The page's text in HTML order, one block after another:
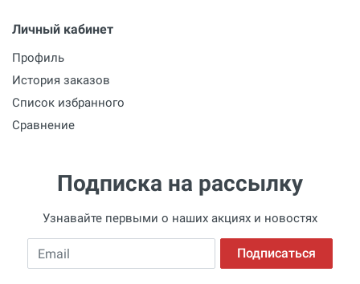
Личный кабинет
Профиль
История заказов
Список избранного
Сравнение
Подписка на рассылку
Узнавайте первыми о наших акциях и новостях
Email Подписаться